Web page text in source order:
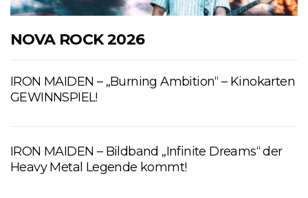
NOVA ROCK 2026
IRON MAIDEN – „Burning Ambition“ – Kinokarten
GEWINNSPIEL!
IRON MAIDEN – Bildband „Infinite Dreams“ der
Heavy Metal Legende kommt!